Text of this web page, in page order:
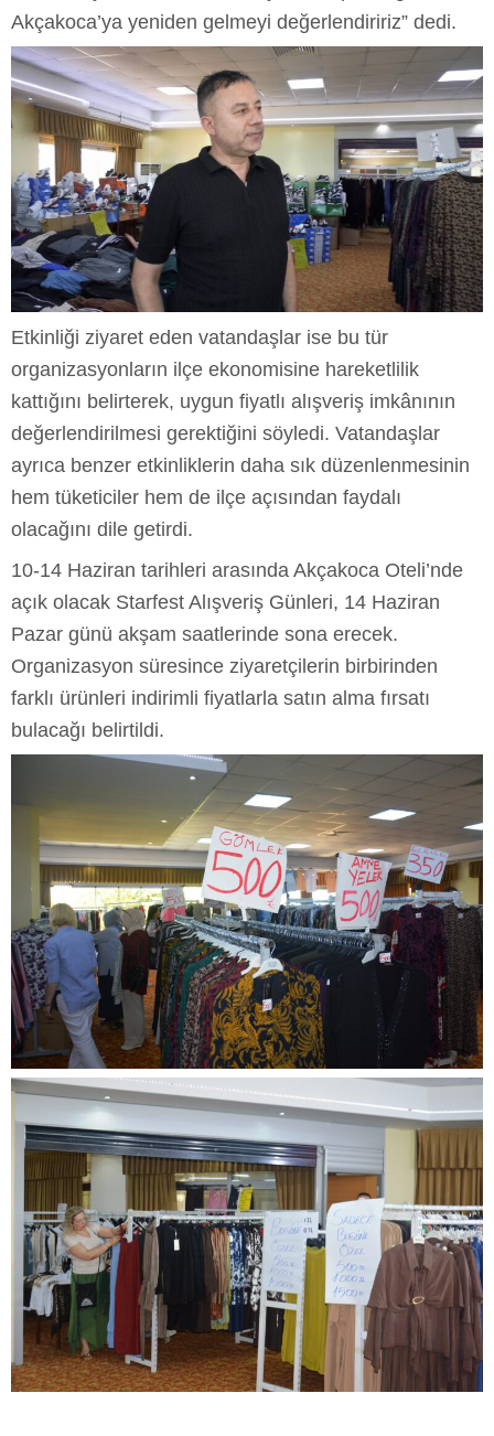
Akçakoca’ya yeniden gelmeyi değerlendiririz” dedi.
Etkinliği ziyaret eden vatandaşlar ise bu tür
organizasyonların ilçe ekonomisine hareketlilik
kattığını belirterek, uygun fiyatlı alışveriş imkânının
değerlendirilmesi gerektiğini söyledi. Vatandaşlar
ayrıca benzer etkinliklerin daha sık düzenlenmesinin
hem tüketiciler hem de ilçe açısından faydalı
olacağını dile getirdi.
10-14 Haziran tarihleri arasında Akçakoca Oteli’nde
açık olacak Starfest Alışveriş Günleri, 14 Haziran
Pazar günü akşam saatlerinde sona erecek.
Organizasyon süresince ziyaretçilerin birbirinden
farklı ürünleri indirimli fiyatlarla satın alma fırsatı
bulacağı belirtildi.